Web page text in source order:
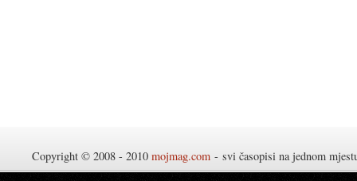
Copyright © 2008 - 2010 mojmag.com - svi časopisi na jednom